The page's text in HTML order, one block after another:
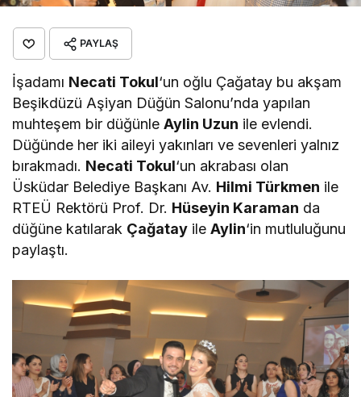
PAYLAŞ
İşadamı Necati Tokul‘un oğlu Çağatay bu akşam
Beşikdüzü Aşiyan Düğün Salonu’nda yapılan
muhteşem bir düğünleAylin Uzun ile evlendi.
Düğünde her iki aileyi yakınları ve sevenleri yalnız
bırakmadı. Necati Tokul‘un akrabası olan
Üsküdar Belediye Başkanı Av. Hilmi Türkmen ile
RTEÜ Rektörü Prof. Dr. Hüseyin Karaman da
düğüne katılarak Çağatay ileAylin‘in mutluluğunu
paylaştı.